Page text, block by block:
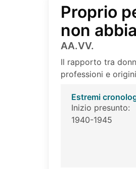
Proprio
non
AA.VV.
Il rapporto tra
professioni e
Estremi
Inizio presunto:
1940-1945